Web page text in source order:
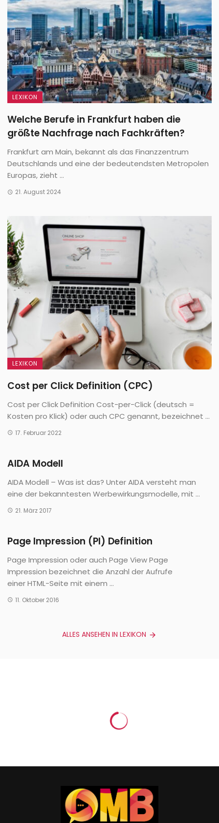
LEXIKON
Welche Berufe in Frankfurt haben die
größte Nachfrage nach Fachkräften?
Frankfurt am Main, bekannt als das Finanzzentrum
Deutschlands und eine der bedeutendsten Metropolen
Europas, zieht ...
21. August 2024
LEXIKON
Cost per Click Definition (CPC)
Cost per Click Definition Cost-per-Click (deutsch =
Kosten pro Klick) oder auch CPC genannt, bezeichnet ...
17. Februar 2022
AIDA Modell
AIDA Modell – Was ist das? Unter AIDA versteht man
eine der bekanntesten Werbewirkungsmodelle, mit ...
21. März 2017
Page Impression (PI) Definition
Page Impression oder auch Page View Page
Impression bezeichnet die Anzahl der Aufrufe
einer HTML-Seite mit einem ...
11. Oktober 2016
ALLES ANSEHEN IN LEXIKON